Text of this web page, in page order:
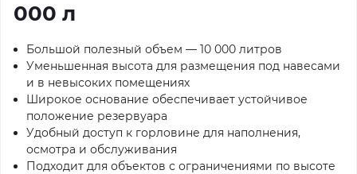
000 л
Большой полезный объем — 10 000 литров
Уменьшенная высота для размещения под навесами
и в невысоких помещениях
Широкое основание обеспечивает устойчивое
положение резервуара
Удобный доступ к горловине для наполнения,
осмотра и обслуживания
Подходит для объектов с ограничениями по высоте